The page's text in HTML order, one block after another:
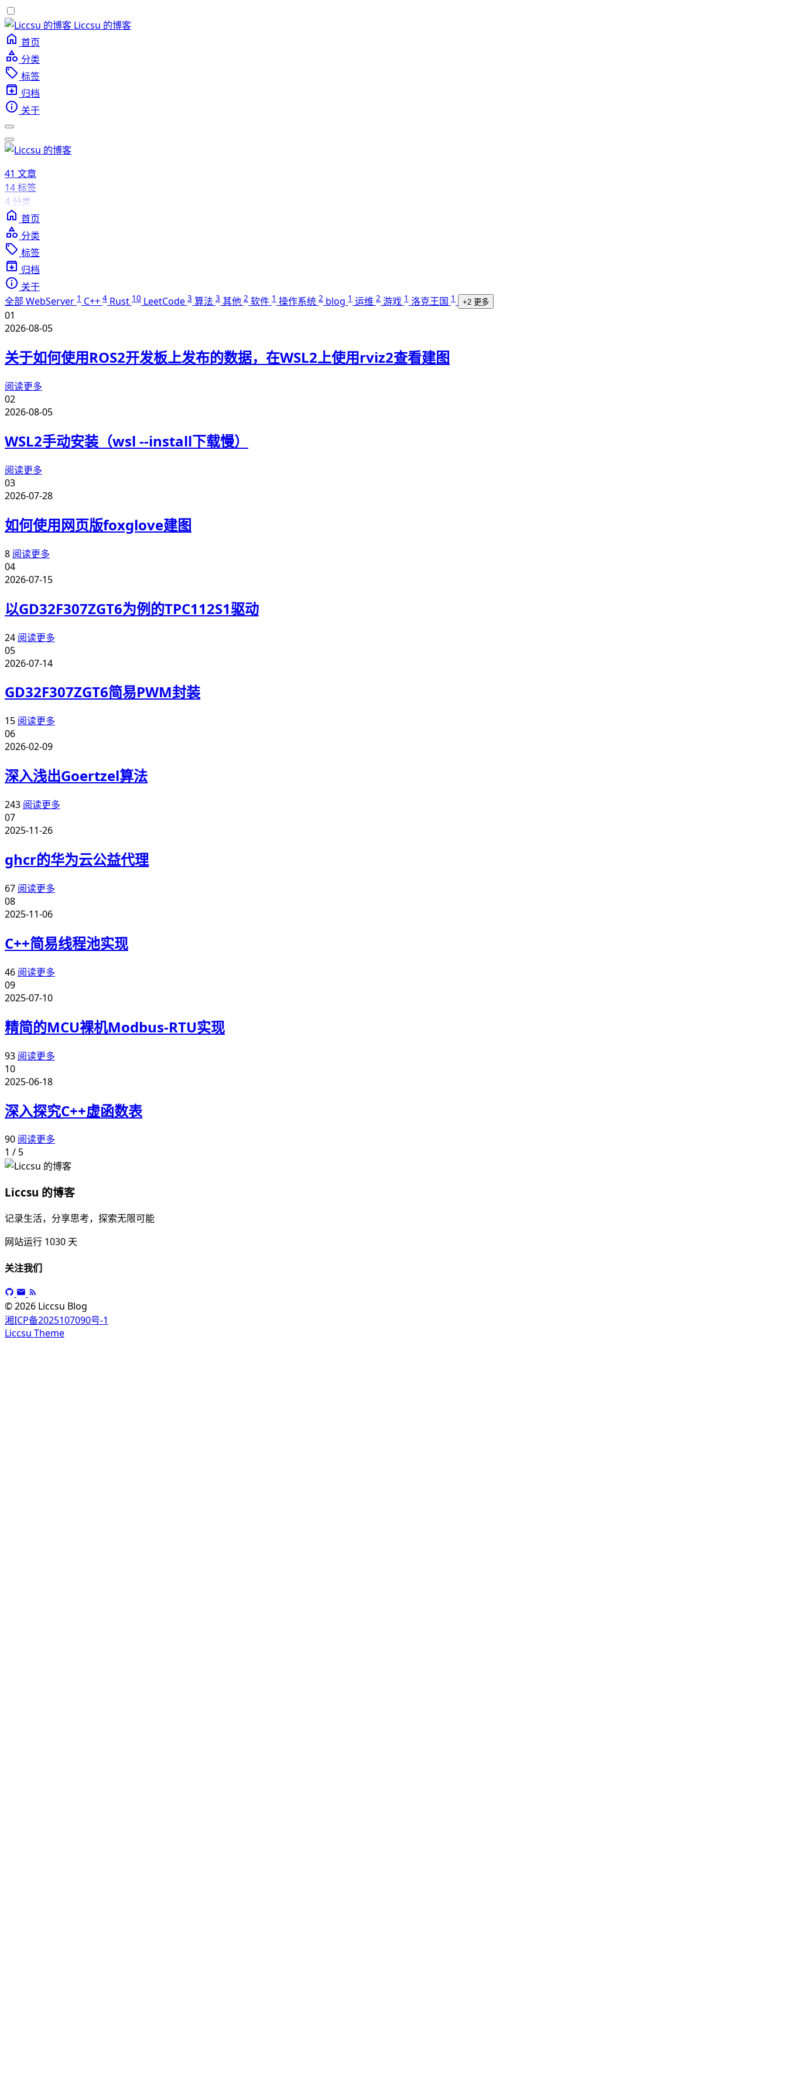
Liccsu 的博客
首页
分类
标签
归档
关于
41 文章
14标签
4 分类
首页
分类
标签
归档
关于
全部 WebServer 1 C++ 4 Rust 10 LeetCode 3 算法 3 其他 2 软件 1 操作系统 2 blog 1 运维 2 游戏 1 洛克王国 1 +2 更多
01
2026-08-05
关于如何使用ROS2开发板上发布的数据，在WSL2上使用rviz2查看建图
阅读更多
02
2026-08-05
WSL2手动安装（wsl --install下载慢）
阅读更多
03
2026-07-28
如何使用网页版foxglove建图
8 阅读更多
04
2026-07-15
以GD32F307ZGT6为例的TPC112S1驱动
24 阅读更多
05
2026-07-14
GD32F307ZGT6简易PWM封装
15 阅读更多
06
2026-02-09
深入浅出Goertzel算法
243 阅读更多
07
2025-11-26
ghcr的华为云公益代理
67 阅读更多
08
2025-11-06
C++简易线程池实现
46 阅读更多
09
2025-07-10
精简的MCU裸机Modbus-RTU实现
93 阅读更多
10
2025-06-18
深入探究C++虚函数表
90 阅读更多
1 / 5
Liccsu 的博客
记录生活，分享思考，探索无限可能
网站运行 1030 天
关注我们
© 2026 Liccsu Blog
湘ICP备2025107090号-1
Liccsu Theme